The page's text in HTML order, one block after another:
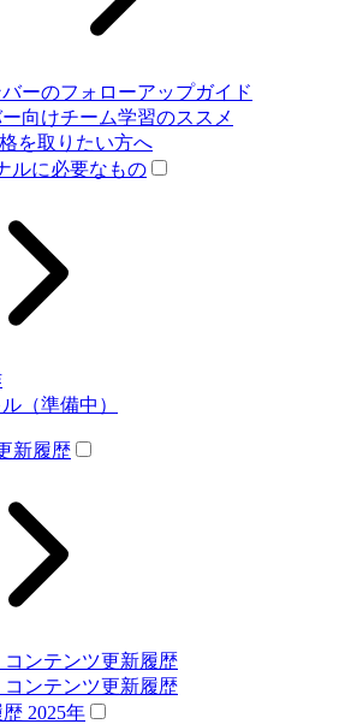
ーのフォローアップガイド
向けチーム学習のススメ
を取りたい方へ
ルに必要なもの
（準備中）
新履歴
コンテンツ更新履歴
コンテンツ更新履歴
2025年